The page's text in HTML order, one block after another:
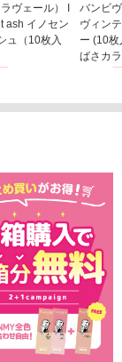
ヴェール） I
ash イノセン
ュ（10枚入
バンビ
ヴィン
ー (10
ばさカ